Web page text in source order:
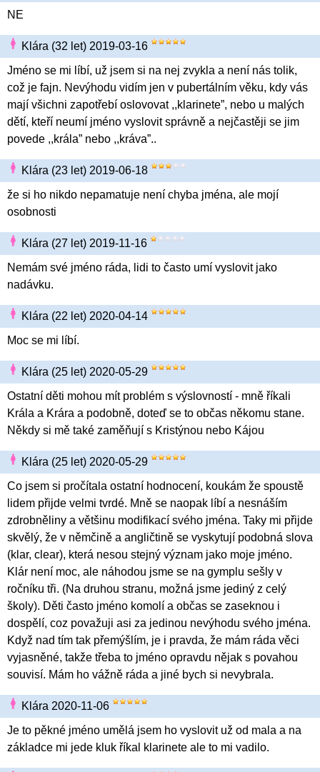
NE
Klára (32 let) 2019-03-16
Jméno se mi líbí, už jsem si na nej zvykla a není nás tolik,
což je fajn. Nevýhodu vidím jen v pubertálním věku, kdy vás
mají všichni zapotřebí oslovovat ,,klarinete”, nebo u malých
dětí, kteří neumí jméno vyslovit správně a nejčastěji se jim
povede ,,krála” nebo ,,kráva”..
Klára (23 let) 2019-06-18
že si ho nikdo nepamatuje není chyba jména, ale mojí
osobnosti
Klára (27 let) 2019-11-16
Nemám své jméno ráda, lidi to často umí vyslovit jako
nadávku.
Klára (22 let) 2020-04-14
Moc se mi líbí.
Klára (25 let) 2020-05-29
Ostatní děti mohou mít problém s výslovností - mně říkali
Krála a Krára a podobně, doteď se to občas někomu stane.
Někdy si mě také zaměňují s Kristýnou nebo Kájou
Klára (25 let) 2020-05-29
Co jsem si pročítala ostatní hodnocení, koukám že spoustě
lidem přijde velmi tvrdé. Mně se naopak líbí a nesnáším
zdrobněliny a většinu modifikací svého jména. Taky mi přijde
skvělý, že v němčině a angličtině se vyskytují podobná slova
(klar, clear), která nesou stejný význam jako moje jméno.
Klár není moc, ale náhodou jsme se na gymplu sešly v
ročníku tři. (Na druhou stranu, možná jsme jediný z celý
školy). Děti často jméno komolí a občas se zaseknou i
dospělí, coz považuji asi za jedinou nevýhodu svého jména.
Když nad tím tak přemýšlím, je i pravda, že mám ráda věci
vyjasněné, takže třeba to jméno opravdu nějak s povahou
souvisí. Mám ho vážně ráda a jiné bych si nevybrala.
Klára 2020-11-06
Je to pěkné jméno umělá jsem ho vyslovit už od mala a na
základce mi jede kluk říkal klarinete ale to mi vadilo.